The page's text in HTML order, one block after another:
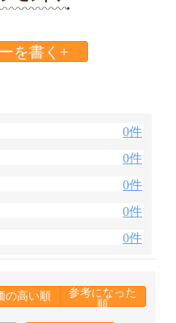
を書く+
0件
0件
0件
0件
0件
の高い順
参考になった
順